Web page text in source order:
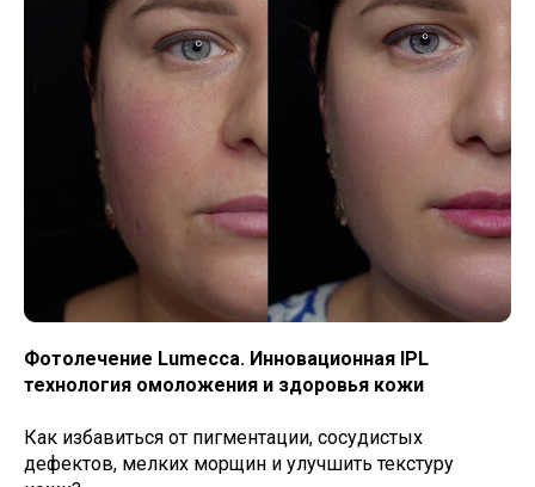
Фотолечение Lumecca. Инновационная IPL
технология омоложения и здоровья кожи
Как избавиться от пигментации, сосудистых
дефектов, мелких морщин и улучшить текстуру